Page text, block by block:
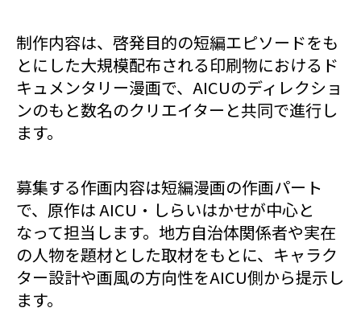
制作内容は、啓発目的の短編エピソードをも
とにした大規模配布される印刷物におけるド
キュメンタリー漫画で、AICUのディレクショ
ンのもと数名のクリエイターと共同で進行し
ます。
募集する作画内容は短編漫画の作画パート
で、原作は AICU・しらいはかせが中心と
なって担当します。地方自治体関係者や実在
の人物を題材とした取材をもとに、キャラク
ター設計や画風の方向性をAICU側から提示し
ます。